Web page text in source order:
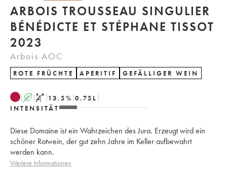
ARBOIS TROUSSEAU SINGULIER
BÉNÉDICTE ET STÉPHANE TISSOT
2023
Arbois AOC
ROTE FRÜCHTE APERITIF GEFÄLLIGER WEIN
A S 13.5% 0.75 L
INTENSITÄT
Diese Domaine ist ein Wahrzeichen des Jura. Erzeugt wird ein
schöner Rotwein, der gut zehn Jahre im Keller aufbewahrt
werden kann.
Weitere Informationen